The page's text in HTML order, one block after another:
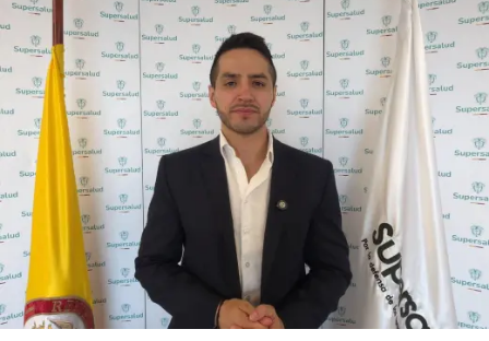
Colombia
Así será la
inédita
posesión
de De la
Espriella:
su primer
discurso
Las mujeres
que mueven
a Medellín
fueron las
protagonistas
del Desfile
Colombia
Expresidente
Uribe llegó a
Cali para
asistir a la
posesión de
Abelardo de
la Espriella